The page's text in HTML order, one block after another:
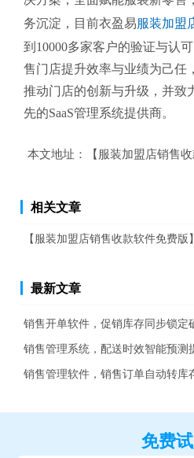
务沉淀，目前衣盈易服装加盟
到10000多家客户的验证与认
售门店提升效率与业绩为己任
推动门店的创新与升级，并致
先的SaaS管理系统提供商。
本文地址： 【服装加盟店销售
相关文章
【服装加盟店销售收款软件免费版
最新文章
销售开单软件，促销库存同步锁定
销售管理系统，配送时效智能预测
销售管理软件，销售订单自动转库
免费